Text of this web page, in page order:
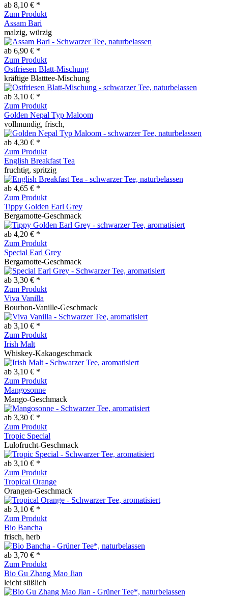
ab 8,10 € *
Zum Produkt
Assam Bari
malzig, würzig
ab 6,90 € *
Zum Produkt
Ostfriesen Blatt-Mischung
kräftige Blatttee-Mischung
ab 3,10 € *
Zum Produkt
Golden Nepal Typ Maloom
vollmundig, frisch,
ab 4,30 € *
Zum Produkt
English Breakfast Tea
fruchtig, spritzig
ab 4,65 € *
Zum Produkt
Tippy Golden Earl Grey
Bergamotte-Geschmack
ab 4,20 € *
Zum Produkt
Special Earl Grey
Bergamotte-Geschmack
ab 3,30 € *
Zum Produkt
Viva Vanilla
Bourbon-Vanille-Geschmack
ab 3,10 € *
Zum Produkt
Irish Malt
Whiskey-Kakaogeschmack
ab 3,10 € *
Zum Produkt
Mangosonne
Mango-Geschmack
ab 3,30 € *
Zum Produkt
Tropic Special
Lulofrucht-Geschmack
ab 3,10 € *
Zum Produkt
Tropical Orange
Orangen-Geschmack
ab 3,10 € *
Zum Produkt
Bio Bancha
frisch, herb
ab 3,70 € *
Zum Produkt
Bio Gu Zhang Mao Jian
leicht süßlich